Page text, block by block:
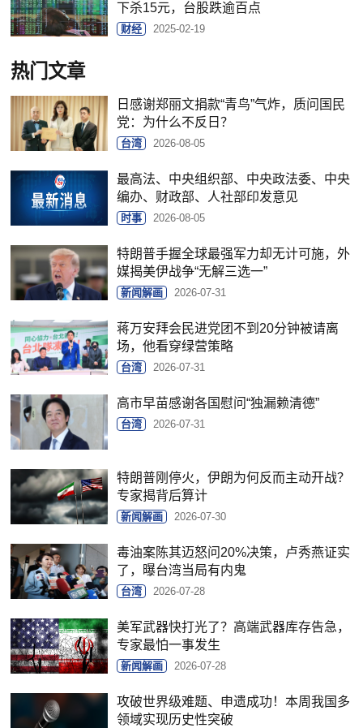
下杀15元，台股跌逾百点
财经 2025-02-19
热门文章
日感谢郑丽文捐款“青鸟”气炸，质问国民
党：为什么不反日？
台湾 2026-08-05
最高法、中央组织部、中央政法委、中央
编办、财政部、人社部印发意见
时事 2026-08-05
特朗普手握全球最强军力却无计可施，外
媒揭美伊战争“无解三选一”
新闻解画 2026-07-31
蒋万安拜会民进党团不到20分钟被请离
场，他看穿绿营策略
台湾 2026-07-31
高市早苗感谢各国慰问“独漏赖清德”
台湾 2026-07-31
特朗普刚停火，伊朗为何反而主动开战？
专家揭背后算计
新闻解画 2026-07-30
毒油案陈其迈怒问20%决策，卢秀燕证实
了，曝台湾当局有内鬼
台湾 2026-07-28
美军武器快打光了？高端武器库存告急，
专家最怕一事发生
新闻解画 2026-07-28
攻破世界级难题、申遗成功！本周我国多
领域实现历史性突破